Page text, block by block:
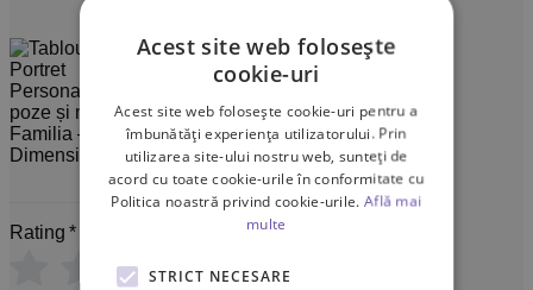
Personalizat cu 6
poze și mesaj,
Familia – Diferite
Dimensiuni
Rating *
0/5
Acest site web folosește
cookie-uri
Acest site web folosește cookie-uri pentru a
îmbunătăți experiența utilizatorului. Prin
utilizarea site-ului nostru web, sunteți de
acord cu toate cookie-urile în conformitate cu
Politica noastră privind cookie-urile.Află mai
multe
STRICT NECESARE